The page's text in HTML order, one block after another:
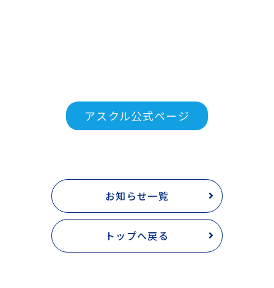
アスクル公式ページ
お知らせ一覧
トップへ戻る